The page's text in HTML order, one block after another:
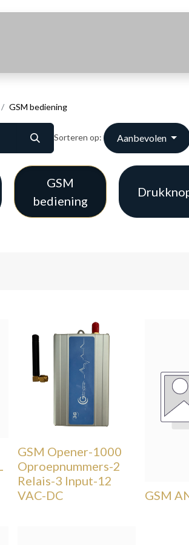
GSM bediening
Sorteren op: Aanbevolen
GSM
bediening
GSM Opener-1000
Oproepnummers-2
Relais-3 Input-12
VAC-DC
GSM